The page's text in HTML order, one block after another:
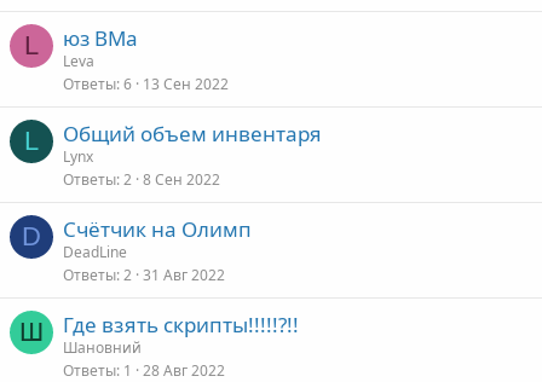
L юз ВМа
Leva
Ответы 6 13 Сен 2022
L Общий объем инвентаря
Lynx
Ответы 2 8 Сен 2022
D Счётчик на Олимп
DeadLine
Ответы 2 31 Авг 2022
Ш Где взять скрипты!!!!!?!!
Шановний
Ответы 1 28 Авг 2022